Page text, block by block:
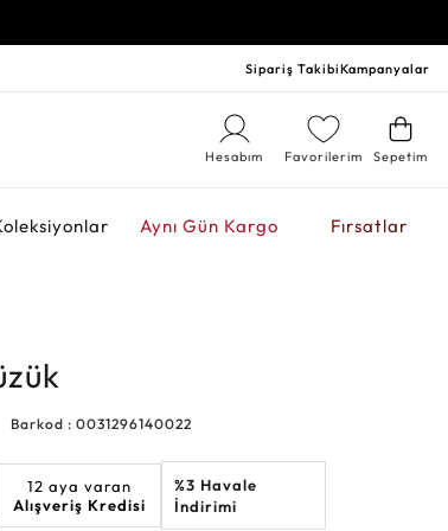
Sipariş TakibiKampanyalar
Sepetim
Favorilerim
Hesabım
Aynı Gün Kargo Fırsatlar
Barkod : 0031296140022
12 aya varan
Alışveriş Kredisi
%3 Havale
İndirimi